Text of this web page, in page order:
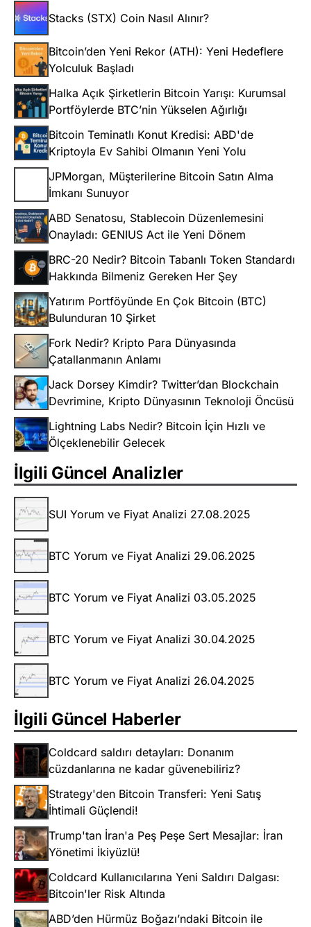
Stacks (STX) Coin Nasıl Alınır?
Bitcoin’den Yeni Rekor (ATH): Yeni Hedeflere
Yolculuk Başladı
Halka Açık Şirketlerin Bitcoin Yarışı: Kurumsal
Portföylerde BTC’nin Yükselen Ağırlığı
Bitcoin Teminatlı Konut Kredisi: ABD'de
Kriptoyla Ev Sahibi Olmanın Yeni Yolu
JPMorgan, Müşterilerine Bitcoin Satın Alma
İmkanı Sunuyor
ABD Senatosu, Stablecoin Düzenlemesini
Onayladı: GENIUS Act ile Yeni Dönem
BRC-20 Nedir? Bitcoin Tabanlı Token Standardı
Hakkında Bilmeniz Gereken Her Şey
Yatırım Portföyünde En Çok Bitcoin (BTC)
Bulunduran 10 Şirket
Fork Nedir? Kripto Para Dünyasında
Çatallanmanın Anlamı
Jack Dorsey Kimdir? Twitter’dan Blockchain
Devrimine, Kripto Dünyasının Teknoloji Öncüsü
Lightning Labs Nedir? Bitcoin İçin Hızlı ve
Ölçeklenebilir Gelecek
İlgili Güncel Analizler
SUI Yorum ve Fiyat Analizi 27.08.2025
BTC Yorum ve Fiyat Analizi 29.06.2025
BTC Yorum ve Fiyat Analizi 03.05.2025
BTC Yorum ve Fiyat Analizi 30.04.2025
BTC Yorum ve Fiyat Analizi 26.04.2025
İlgili Güncel Haberler
Coldcard saldırı detayları: Donanım
cüzdanlarına ne kadar güvenebiliriz?
Strategy'den Bitcoin Transferi: Yeni Satış
İhtimali Güçlendi!
Trump'tan İran'a Peş Peşe Sert Mesajlar: İran
Yönetimi İkiyüzlü!
Coldcard Kullanıcılarına Yeni Saldırı Dalgası:
Bitcoin'ler Risk Altında
ABD’den Hürmüz Boğazı’ndaki Bitcoin ile